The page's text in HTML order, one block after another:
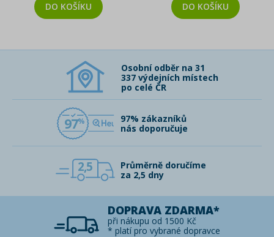
DO KOŠÍKU DO KOŠÍKU
Osobní odběr na 31
337 výdejních místech
po celé ČR
97
97% zákazníků
nás doporučuje
2,5
Průměrně doručíme
za 2,5 dny
DOPRAVA ZDARMA*
při nákupu od 1500 Kč
* platí pro vybrané dopravce